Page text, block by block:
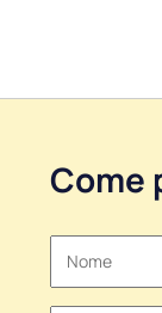
Come